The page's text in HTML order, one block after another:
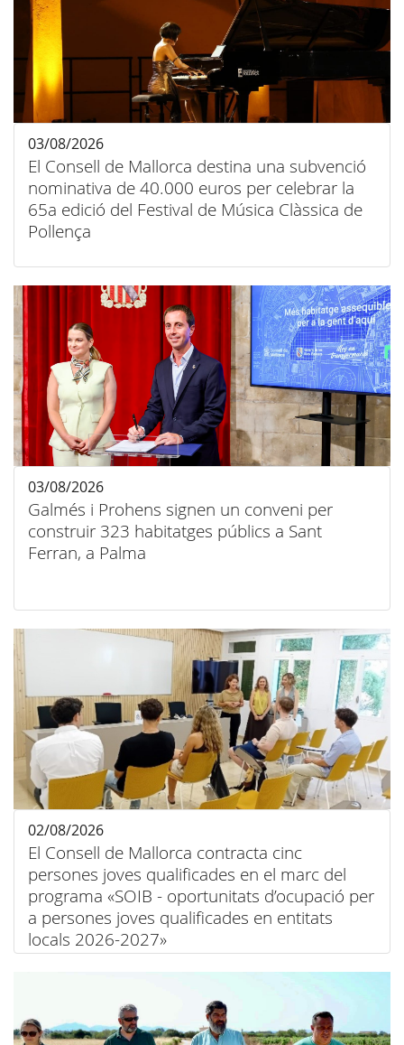
El Consell de Mallorca destina una subvenció
nominativa de 40.000 euros per celebrar la
65a edició del Festival de Música Clàssica de
Pollença
03/08/2026
Galmés i Prohens signen un conveni per
construir 323 habitatges públics a Sant
Ferran, a Palma
03/08/2026
El Consell de Mallorca contracta cinc
persones joves qualificades en el marc del
programa «SOIB - oportunitats d’ocupació per
a persones joves qualificades en entitats
locals 2026-2027»
02/08/2026